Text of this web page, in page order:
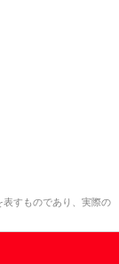
すものであり、実際の